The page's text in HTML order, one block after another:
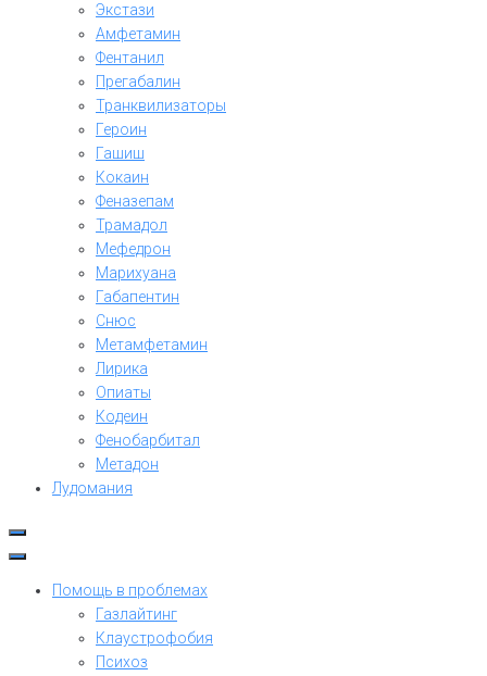
Экстази
Амфетамин
Фентанил
Прегабалин
Транквилизаторы
Героин
Гашиш
Кокаин
Феназепам
Трамадол
Мефедрон
Марихуана
Габапентин
Снюс
Метамфетамин
Лирика
Опиаты
Кодеин
Фенобарбитал
Метадон
Лудомания
Помощь в проблемах
Газлайтинг
Клаустрофобия
Психоз